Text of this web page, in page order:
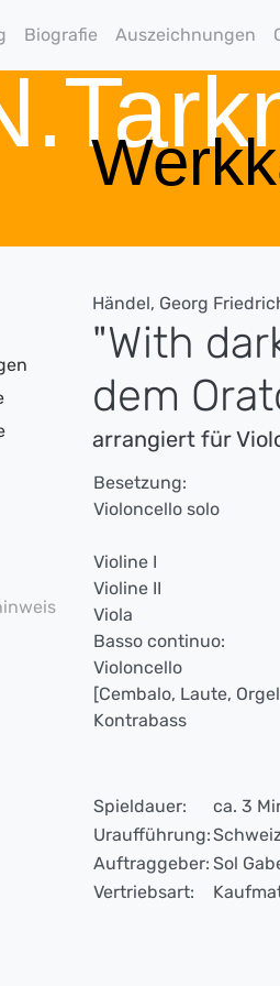
Biografie Auszeichnungen
Händel, Georg
"With
dem
arrangiert für
Besetzung:
Violoncello solo
Violine I
Violine II
Viola
Basso continuo:
Violoncello
[Cembalo, Laute,
Kontrabass
Spieldauer:
ca. 3
Uraufführung:
Auftraggeber: Sol
Vertriebsart: